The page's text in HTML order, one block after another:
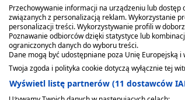
Lysi Tran islandzki o
smaku cytrynowym, olej,
240 ml
Lysi
Przechowywanie informacji na urządzeniu lub
związanych z personalizacją reklam. Wykorzystanie
personalizacji treści. Wykorzystywanie profili w
Poznawanie odbiorców dzięki statystyce lub
ograniczonych danych do wyboru treści.
Dane mogą być udostępniane poza Unię Europejską i
Twoja zgoda i polityka cookie dotyczą wyłącznie tej
Wyświetl listę partnerów (11 dostawców